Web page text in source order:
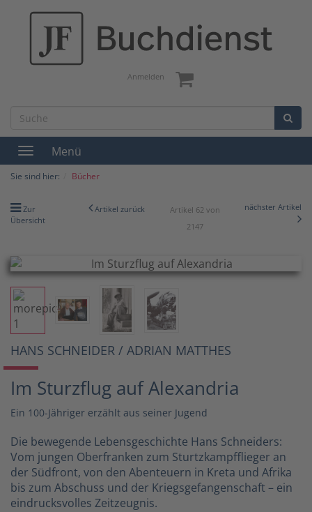
Anmelden
Toggle
navigation
Menü
Sie sind hier: Bücher
Zur
Übersicht
Artikel zurück
Artikel 62 von
2147
nächster Artikel
HANS SCHNEIDER / ADRIAN MATTHES
Im Sturzflug auf Alexandria
Ein 100-Jähriger erzählt aus seiner Jugend
Die bewegende Lebensgeschichte Hans Schneiders:
Vom jungen Oberfranken zum Sturtzkampfflieger an
der Südfront, von den Abenteuern in Kreta und Afrika
bis zum Abschuss und der Kriegsgefangenschaft – ein
eindrucksvolles Zeitzeugnis.